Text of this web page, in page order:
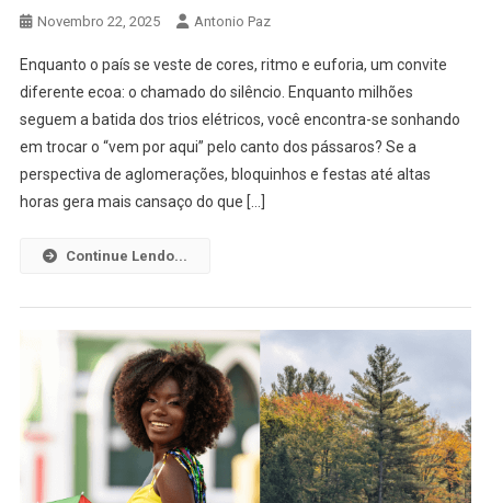
Novembro 22, 2025 Antonio Paz
Enquanto o país se veste de cores, ritmo e euforia, um convite
diferente ecoa: o chamado do silêncio. Enquanto milhões
seguem a batida dos trios elétricos, você encontra-se sonhando
em trocar o “vem por aqui” pelo canto dos pássaros? Se a
perspectiva de aglomerações, bloquinhos e festas até altas
horas gera mais cansaço do que […]
Continue Lendo...